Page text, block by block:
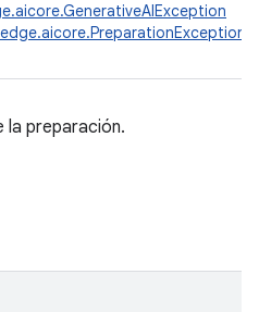
la preparación.